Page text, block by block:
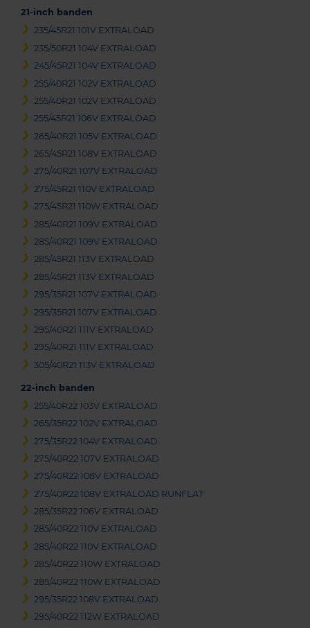
21-inch banden
235/45R21 101V EXTRALOAD
235/50R21 104V EXTRALOAD
245/45R21 104V EXTRALOAD
255/40R21 102V EXTRALOAD
255/40R21 102V EXTRALOAD
255/45R21 106V EXTRALOAD
265/40R21 105V EXTRALOAD
265/45R21 108V EXTRALOAD
275/40R21 107V EXTRALOAD
275/45R21 110V EXTRALOAD
275/45R21 110W EXTRALOAD
285/40R21 109V EXTRALOAD
285/40R21 109V EXTRALOAD
285/45R21 113V EXTRALOAD
285/45R21 113V EXTRALOAD
295/35R21 107V EXTRALOAD
295/35R21 107V EXTRALOAD
295/40R21 111V EXTRALOAD
295/40R21 111V EXTRALOAD
305/40R21 113V EXTRALOAD
22-inch banden
255/40R22 103V EXTRALOAD
265/35R22 102V EXTRALOAD
275/35R22 104V EXTRALOAD
275/40R22 107V EXTRALOAD
275/40R22 108V EXTRALOAD
275/40R22 108V EXTRALOAD RUNFLAT
285/35R22 106V EXTRALOAD
285/40R22 110V EXTRALOAD
285/40R22 110V EXTRALOAD
285/40R22 110W EXTRALOAD
285/40R22 110W EXTRALOAD
295/35R22 108V EXTRALOAD
295/40R22 112W EXTRALOAD